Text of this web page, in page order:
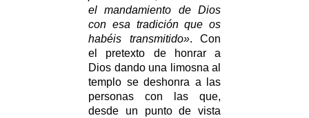
el mandamiento de Dios
con esa tradición que os
habéis transmitido». Con
el pretexto de honrar a
Dios dando una limosna al
templo se deshonra a las
personas con las que,
desde un punto de vista